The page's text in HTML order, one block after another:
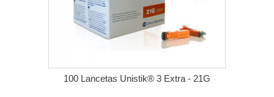
100 Lancetas Unistik® 3 Extra - 21G